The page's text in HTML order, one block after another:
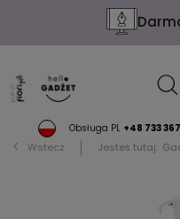
Obsługa PL +48 733
Wstecz Jesteś tutaj: